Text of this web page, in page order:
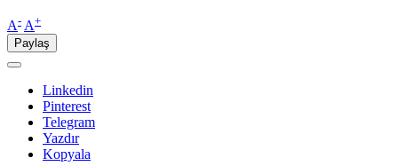
A- A+
Paylaş
Linkedin
Pinterest
Telegram
Yazdır
Kopyala